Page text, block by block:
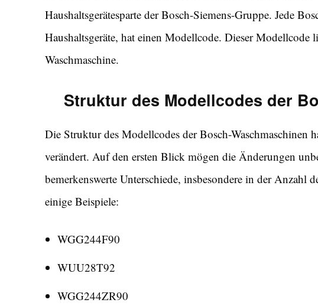
Haushaltsgerätesparte der Bosch-Siemens-Gruppe. Jede
Haushaltsgeräte, hat einen Modellcode. Dieser Modellcode
Waschmaschine.
Struktur des Modellcodes der
Die Struktur des Modellcodes der Bosch-Waschmaschinen
verändert. Auf den ersten Blick mögen die Änderungen
bemerkenswerte Unterschiede, insbesondere in der Anzahl
einige Beispiele:
WGG244F90
WUU28T92
WGG244ZR90